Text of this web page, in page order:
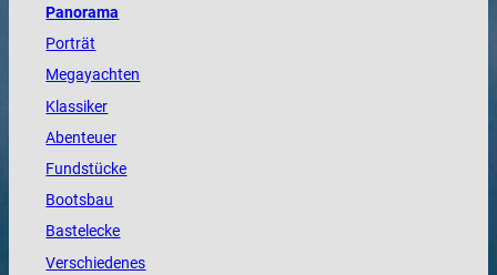
Panorama
Porträt
Megayachten
Klassiker
Abenteuer
Fundstücke
Bootsbau
Bastelecke
Verschiedenes